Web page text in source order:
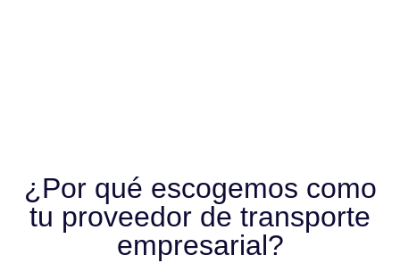
¿Por qué escogemos como
tu proveedor de transporte
empresarial?